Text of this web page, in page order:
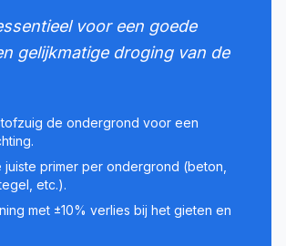
voor een goede
gelijkmatige droging van de
de ondergrond voor een
juiste primer per ondergrond (beton,
etc.).
met ±10% verlies bij het gieten en